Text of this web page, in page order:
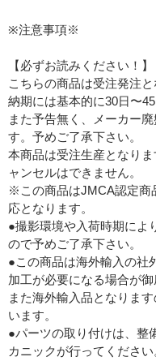
※注意事項※
【必ずお読みください！】
こちらの商品は受注発注と
納期には基本的に30日〜
また予告無く、メーカー
す。予めご了承下さい。
本商品は受注生産となり
ャンセルはできません。
※この商品はJMCA認定商
応となります。
●撮影環境や入荷時期によ
ので予めご了承下さい。
●この商品は海外輸入の社
加工が必要になる場合が御
また海外輸入品となりま
います。
●パーツの取り付けは、整
カニックが行ってください